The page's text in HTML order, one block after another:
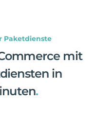
Paketdienste
mit
in
.